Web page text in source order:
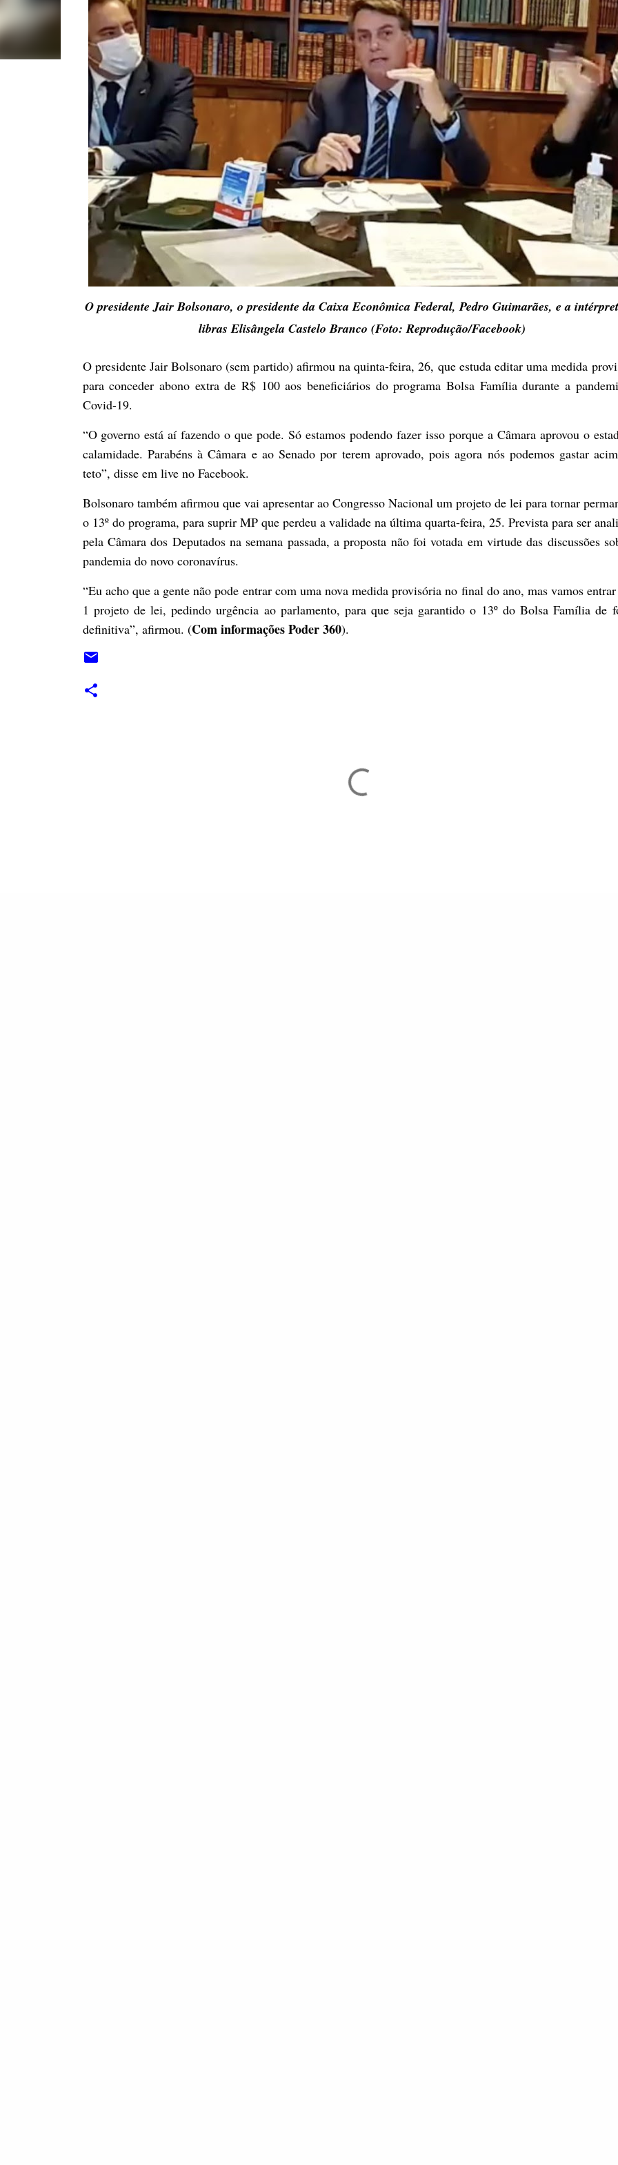
O presidente Jair Bolsonaro, o presidente da Caixa Econômica Federal, Pedro Guimarães, e a
libras Elisângela Castelo Branco (Foto: Reprodução/Facebook)
O presidente Jair Bolsonaro (sem partido) afirmou na quinta-feira, 26, que estuda editar uma medida
para conceder abono extra de R$ 100 aos beneficiários do programa Bolsa Família durante a
Covid-19.
“O governo está aí fazendo o que pode. Só estamos podendo fazer isso porque a Câmara aprovou o
calamidade. Parabéns à Câmara e ao Senado por terem aprovado, pois agora nós podemos gastar
teto”, disse em live no Facebook.
Bolsonaro também afirmou que vai apresentar ao Congresso Nacional um projeto de lei para tornar
o 13º do programa, para suprir MP que perdeu a validade na última quarta-feira, 25. Prevista para ser
pela Câmara dos Deputados na semana passada, a proposta não foi votada em virtude das discussões
pandemia do novo coronavírus.
“Eu acho que a gente não pode entrar com uma nova medida provisória no final do ano, mas vamos
1 projeto de lei, pedindo urgência ao parlamento, para que seja garantido o 13º do Bolsa Família de
definitiva”, afirmou. (Com informações Poder 360).